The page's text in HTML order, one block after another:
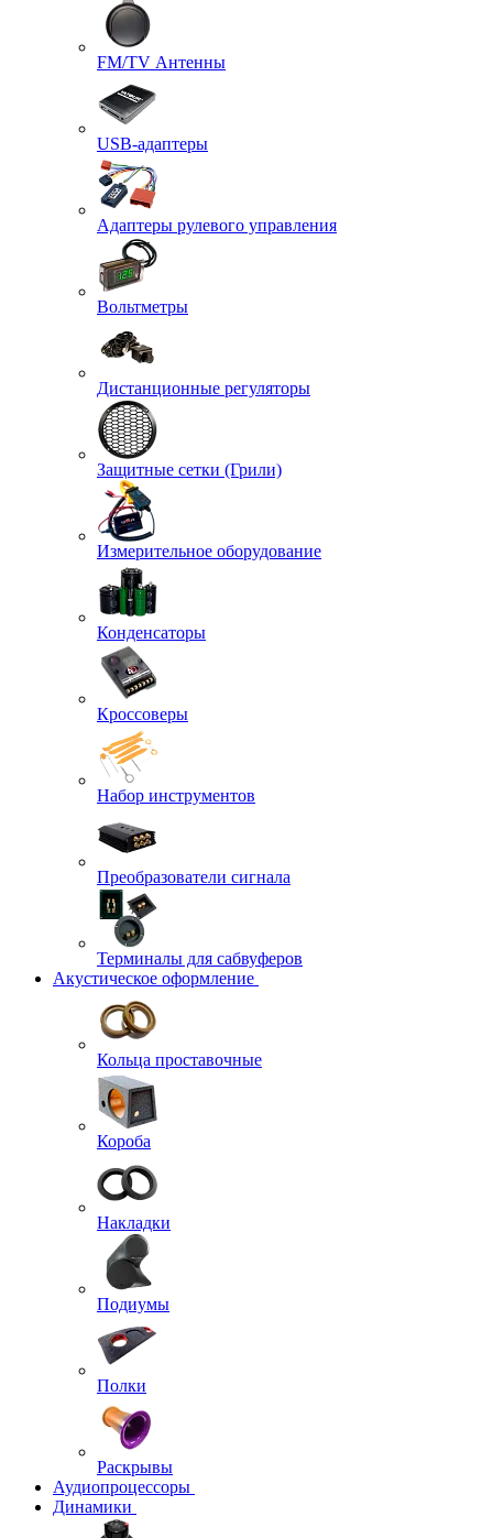
FM/TV Антенны
USB-адаптеры
Адаптеры рулевого управления
Вольтметры
Дистанционные регуляторы
Защитные сетки (Грили)
Измерительное оборудование
Конденсаторы
Кроссоверы
Набор инструментов
Преобразователи сигнала
Терминалы для сабвуферов
Акустическое оформление
Кольца проставочные
Короба
Накладки
Подиумы
Полки
Раскрывы
Аудиопроцессоры
Динамики